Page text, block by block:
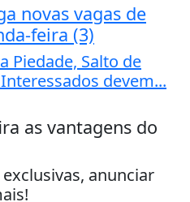
novas vagas de
feira (3)
Piedade, Salto de
devem...
as vantagens do
anunciar